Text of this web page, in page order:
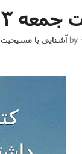
۱۳ ژوئیه ۲۰۱۸
by آشنایی با مسیحیت